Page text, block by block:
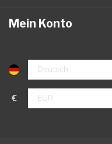
Mein Konto
€